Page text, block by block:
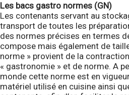
Les bacs gastro normes (GN)
Les contenants servant au
transport de toutes les
des normes précises en termes
compose mais également de
norme » provient de la
« gastronomie » et de norme. A
monde cette norme est en
matériel utilisé en cuisine ainsi